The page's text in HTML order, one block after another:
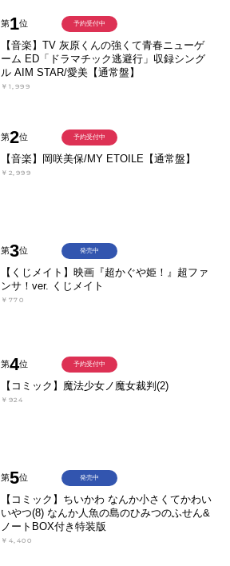
第1位
【音楽】TV 灰原くんの強くて青春ニューゲ
ーム ED「ドラマチック逃避行」収録シング
ル AIM STAR/愛美【通常盤】
￥1,999
予約受付中
第2位
【音楽】岡咲美保/MY ETOILE【通常盤】
￥2,999
予約受付中
第3位
【くじメイト】映画『超かぐや姫！』超ファ
ンサ！ver. くじメイト
￥770
発売中
第4位
【コミック】魔法少女ノ魔女裁判(2)
￥924
予約受付中
第5位
【コミック】ちいかわ なんか小さくてかわい
いやつ(8) なんか人魚の島のひみつのふせん&
ノートBOX付き特装版
￥4,400
発売中